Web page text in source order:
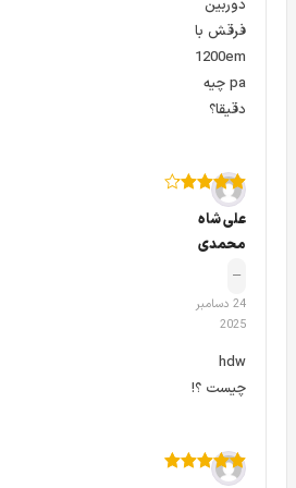
دوربین
فرقش با
1200em
pa چیه
دقیقا؟
امتیاز
5
علی شاه
محمدی
–
24 دسامبر
2025
hdw
چیست ؟!
امتیاز